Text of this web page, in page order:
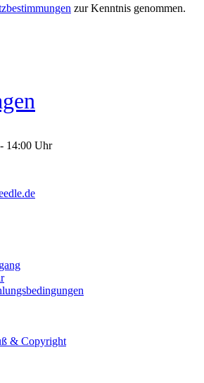
zur Kenntnis genommen.
14:00 Uhr
& Copyright